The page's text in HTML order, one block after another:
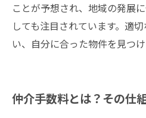
ことが予想され、地域の発展
しても注目されています。適
い、自分に合った物件を見つけ
仲介手数料とは？その仕